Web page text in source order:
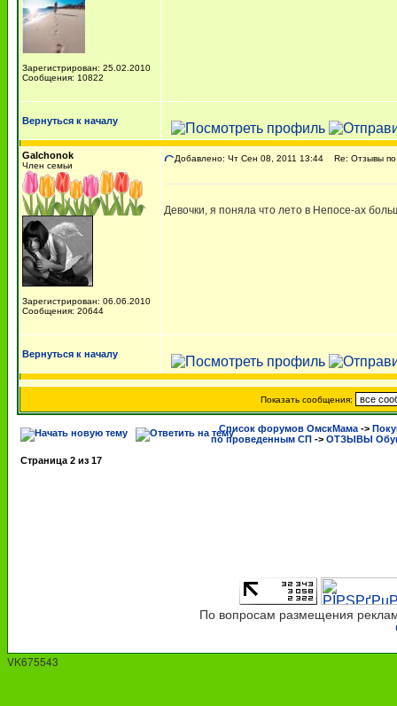
Зарегистрирован: 25.02.2010
Сообщения: 10822
Вернуться к началу
Galchonok
Член семьи
Зарегистрирован: 06.06.2010
Сообщения: 20644
Добавлено: Чт Сен 08, 2011 13:44 Re: Отзывы
Девочки, я поняла что лето в Непосе-ах
Вернуться к началу
Показать сообщения:
Список форумов ОмскМама ->
по проведенным СП -> ОТЗЫВЫ
Страница 2 из 17
По вопросам размещения
VK675543